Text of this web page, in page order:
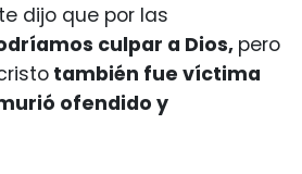
dijo que por las
culpar a Dios, pero
también fue víctima
ofendido y